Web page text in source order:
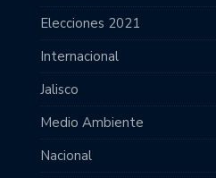
Elecciones 2021
Internacional
Jalisco
Medio Ambiente
Nacional